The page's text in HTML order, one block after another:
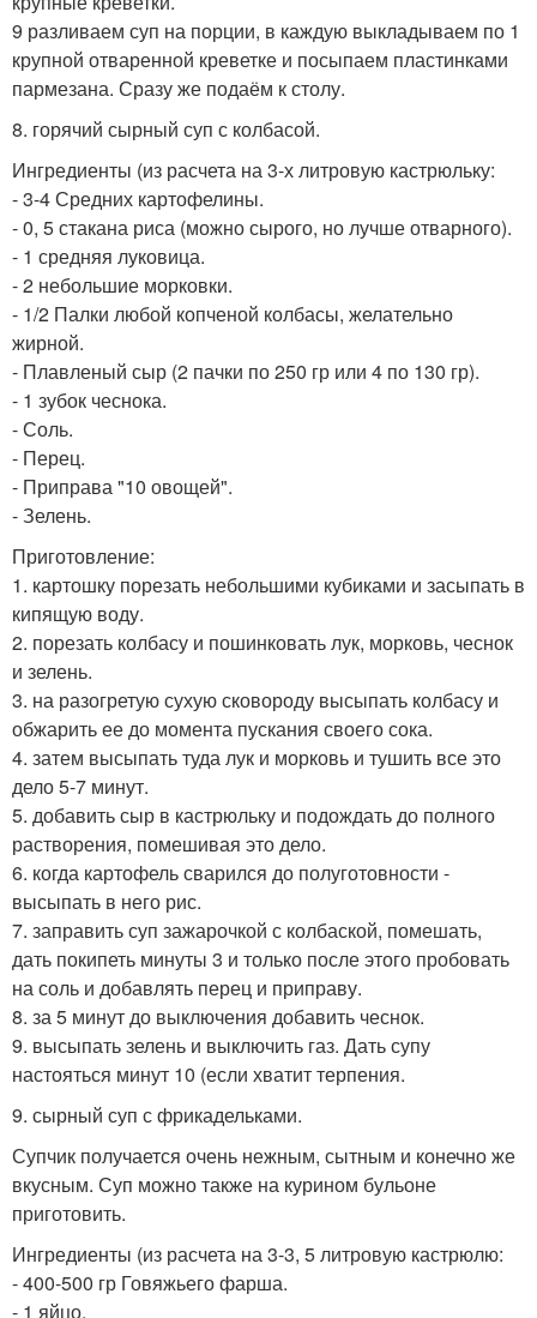
9 разливаем суп на порции, в каждую выкладываем по 1
крупной отваренной креветке и посыпаем пластинками
пармезана. Сразу же подаём к столу.
8. горячий сырный суп с колбасой.
Ингредиенты (из расчета на 3-х литровую кастрюльку:
- 3-4 Средних картофелины.
- 0, 5 стакана риса (можно сырого, но лучше отварного).
- 1 средняя луковица.
- 2 небольшие морковки.
- 1/2 Палки любой копченой колбасы, желательно
жирной.
- Плавленый сыр (2 пачки по 250 гр или 4 по 130 гр).
- 1 зубок чеснока.
- Соль.
- Перец.
- Приправа "10 овощей".
- Зелень.
Приготовление:
1. картошку порезать небольшими кубиками и засыпать в
кипящую воду.
2. порезать колбасу и пошинковать лук, морковь, чеснок
и зелень.
3. на разогретую сухую сковороду высыпать колбасу и
обжарить ее до момента пускания своего сока.
4. затем высыпать туда лук и морковь и тушить все это
дело 5-7 минут.
5. добавить сыр в кастрюльку и подождать до полного
растворения, помешивая это дело.
6. когда картофель сварился до полуготовности -
высыпать в него рис.
7. заправить суп зажарочкой с колбаской, помешать,
дать покипеть минуты 3 и только после этого пробовать
на соль и добавлять перец и приправу.
8. за 5 минут до выключения добавить чеснок.
9. высыпать зелень и выключить газ. Дать супу
настояться минут 10 (если хватит терпения.
9. сырный суп с фрикадельками.
Супчик получается очень нежным, сытным и конечно же
вкусным. Суп можно также на курином бульоне
приготовить.
Ингредиенты (из расчета на 3-3, 5 литровую кастрюлю:
- 400-500 гр Говяжьего фарша.
- 1 яйцо.